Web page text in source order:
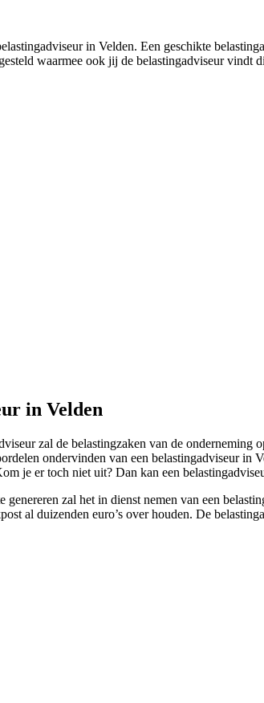
in Velden. Een geschikte
waarmee ook jij de belastingadviseur
in Velden
zal de belastingzaken van de
ondervinden van een belastingadviseur
je er toch niet uit? Dan kan een
zal het in dienst nemen van een
al duizenden euro’s over houden. De